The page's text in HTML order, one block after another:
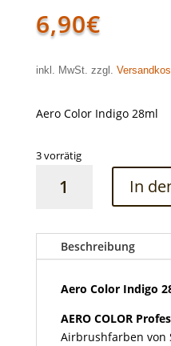
6,90€
inkl. MwSt. zzgl.
Aero Color Indigo 28ml
3 vorrätig
Color
Menge
In
Beschreibung
Aero Color Indigo
AERO COLOR
Airbrushfarben von